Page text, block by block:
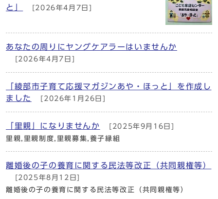
と」
[2026年4月7日]
あなたの周りにヤングケアラーはいませんか
[2026年4月7日]
「綾部市子育て応援マガジンあや・ほっと」を作成し
ました
[2026年1月26日]
「里親」になりませんか [2025年9月16日]
里親,里親制度,里親募集,養子縁組
離婚後の子の養育に関する民法等改正（共同親権等）
[2025年8月12日]
離婚後の子の養育に関する民法等改正（共同親権等）